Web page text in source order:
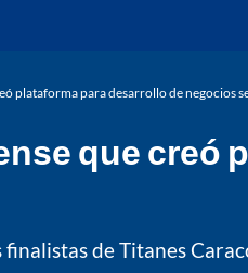
plataforma para desarrollo de negocios
que
de Titanes